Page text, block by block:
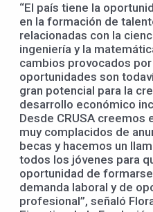
“El país tiene la
en la formación de
relacionadas con la
ingeniería y la
cambios provocados
oportunidades son
gran potencial para la
desarrollo económico
Desde CRUSA creemos
muy complacidos de
becas y hacemos un
todos los jóvenes para
oportunidad de
demanda laboral y de
profesional”, señaló